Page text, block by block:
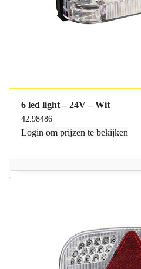
6 led light – 24V – Wit
42.98486
Login om prijzen te bekijken